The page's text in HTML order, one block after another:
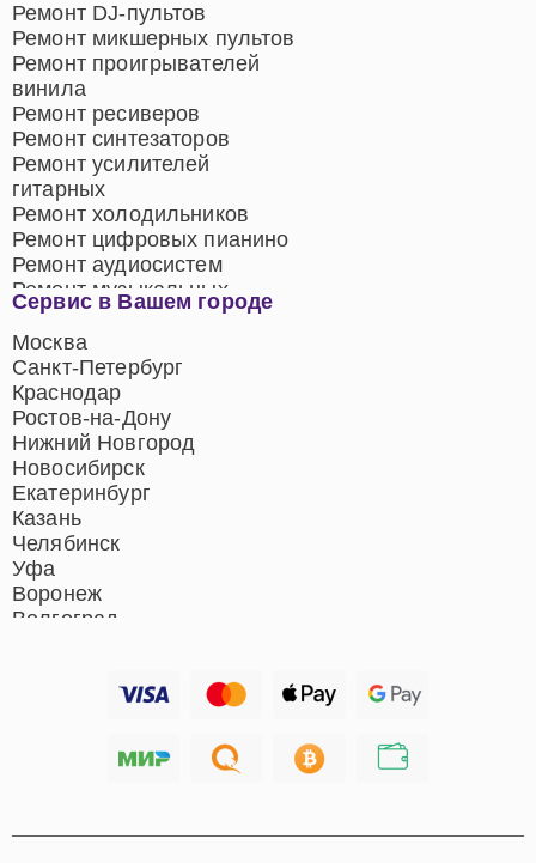
Сервис в Вашем городе
Москва
Санкт-Петербург
Краснодар
Ростов-на-Дону
Нижний Новгород
Новосибирск
Екатеринбург
Казань
Челябинск
Уфа
Воронеж
Волгоград
Хабаровск
Ремонт DJ-пультов
Ремонт микшерных пультов
Ремонт проигрывателей
винила
Ремонт ресиверов
Ремонт синтезаторов
Ремонт усилителей
гитарных
Ремонт холодильников
Ремонт цифровых пианино
Ремонт аудиосистем
Ремонт музыкальных
центров
Ремонт домашних
кинотеатров
Ремонт микрофонов
Ремонт акустических
систем